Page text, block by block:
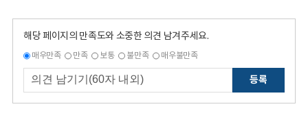
해당 페이지의 만족도와 소중한 의견 남겨주세요.
매우만족 만족 보통 불만족 매우불만족
등록